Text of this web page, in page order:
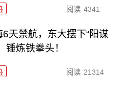
阅读 4341
6天禁航，东大摆下“阳谋
锤炼铁拳头！
阅读 21314